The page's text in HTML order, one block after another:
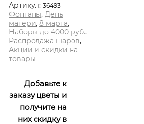
Артикул: 36493
Фонтаны, День
матери, 8 марта,
Наборы до 4000 руб.,
Распродажа шаров,
Акции и скидки на
товары
Добавьте к
заказу цветы и
получите на
них скидку в